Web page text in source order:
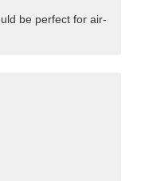
be perfect for air-